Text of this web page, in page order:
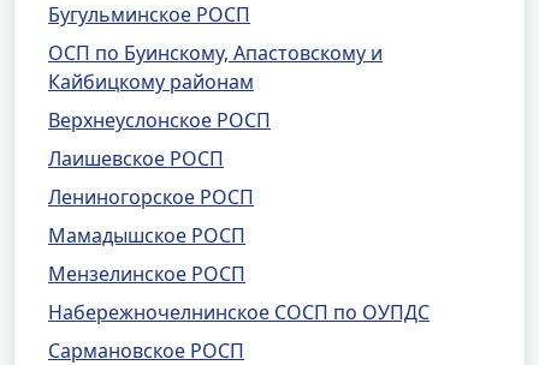
Бугульминское РОСП
ОСП по Буинскому, Апастовскому и
Кайбицкому районам
Верхнеуслонское РОСП
Лаишевское РОСП
Лениногорское РОСП
Мамадышское РОСП
Мензелинское РОСП
Набережночелнинское СОСП по ОУПДС
Сармановское РОСП